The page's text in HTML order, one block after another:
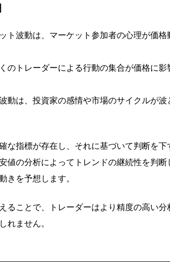
ト波動は、マーケット参加者の心理が価
のトレーダーによる行動の集合が価格に
動は、投資家の感情や市場のサイクルが
な指標が存在し、それに基づいて判断を下
値の分析によってトレンドの継続性を判
きを予想します。
ることで、トレーダーはより精度の高い
れません。